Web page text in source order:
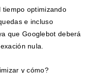
tiempo optimizando
e incluso
ya que Googlebot deberá
nula.
y cómo?